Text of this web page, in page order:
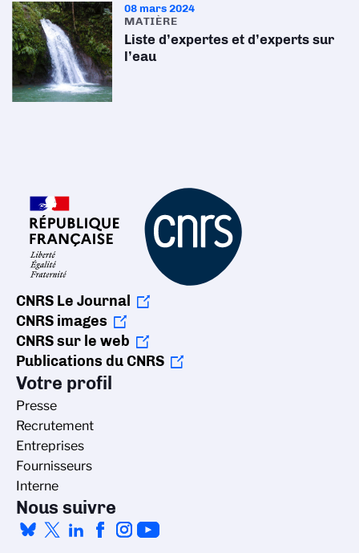
08 mars 2024
MATIÈRE
Liste d’expertes et d’experts sur
l’eau
CNRS Le Journal
CNRS images
CNRS sur le web
Publications du CNRS
Votre profil
Presse
Recrutement
Entreprises
Fournisseurs
Interne
Nous suivre